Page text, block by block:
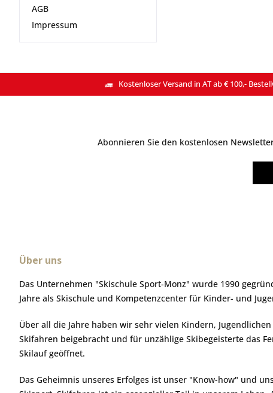
AGB
Impressum
Kostenloser Versand in AT ab € 100,-
Abonnieren Sie den kostenlosen
Über uns
Das Unternehmen "Skischule Sport-Monz" wurde 1990
Jahre als Skischule und Kompetenzcenter für Kinder- und
Über all die Jahre haben wir sehr vielen Kindern,
Skifahren beigebracht und für unzählige Skibegeisterte das
Skilauf geöffnet.
Das Geheimnis unseres Erfolges ist unser "Know-how" und